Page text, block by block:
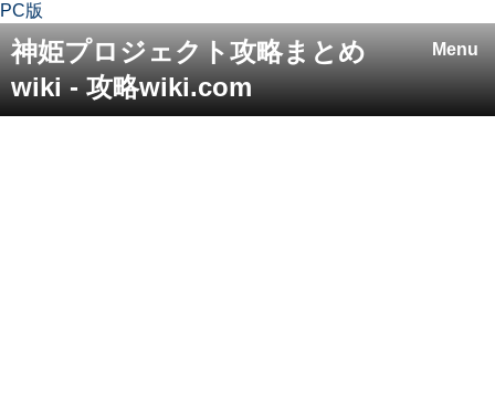
PC版
Menu
神姫プロジェクト攻略まとめ
wiki - 攻略wiki.com